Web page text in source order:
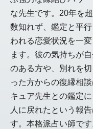
な先生です。20年を
数知れず、鑑定と平
われる恋愛状況を一
ます。彼の気持ちが
のある方や、別れを
った方からの復縁相
キュア先生との鑑定
人に戻れたという報
す。本格派占い師です